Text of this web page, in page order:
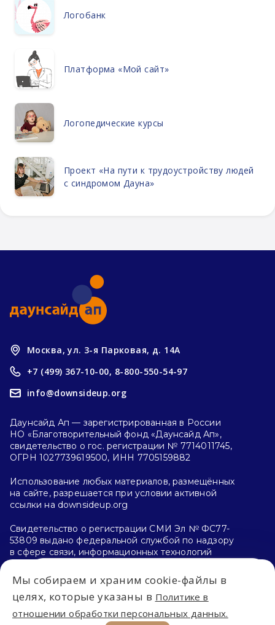
Логобанк
Платформа «Мой сайт»
Логопедические курсы
Проект «На пути к трудоустройству людей
с синдромом Дауна»
Впервые на сайте?
С чего начать?
Москва, ул. 3-я Парковая, д. 14А
+7 (499) 367-10-00, 8-800-550-54-97
info@downsideup.org
Даунсайд Ап — зарегистрированная в России
НО «Благотворительный фонд «Даунсайд Ап»,
свидетельство о гос. регистрации № 7714011745,
ОГРН 1027739619500, ИНН 7705159882
Использование любых материалов, размещённых
на сайте, разрешается при условии активной
ссылки на downsideup.org
Свидетельство о регистрации СМИ Эл № ФС77-
53809 выдано федеральной службой по надзору
в сфере связи, информационных технологий
и массовых коммуникаций (Роскомнадзор)
26.04.2013 г.
Политика конфиденциальности
Мы собираем и храним cookie-файлы в
целях, которые указаны в Политике в
отношении обработки персональных данных.